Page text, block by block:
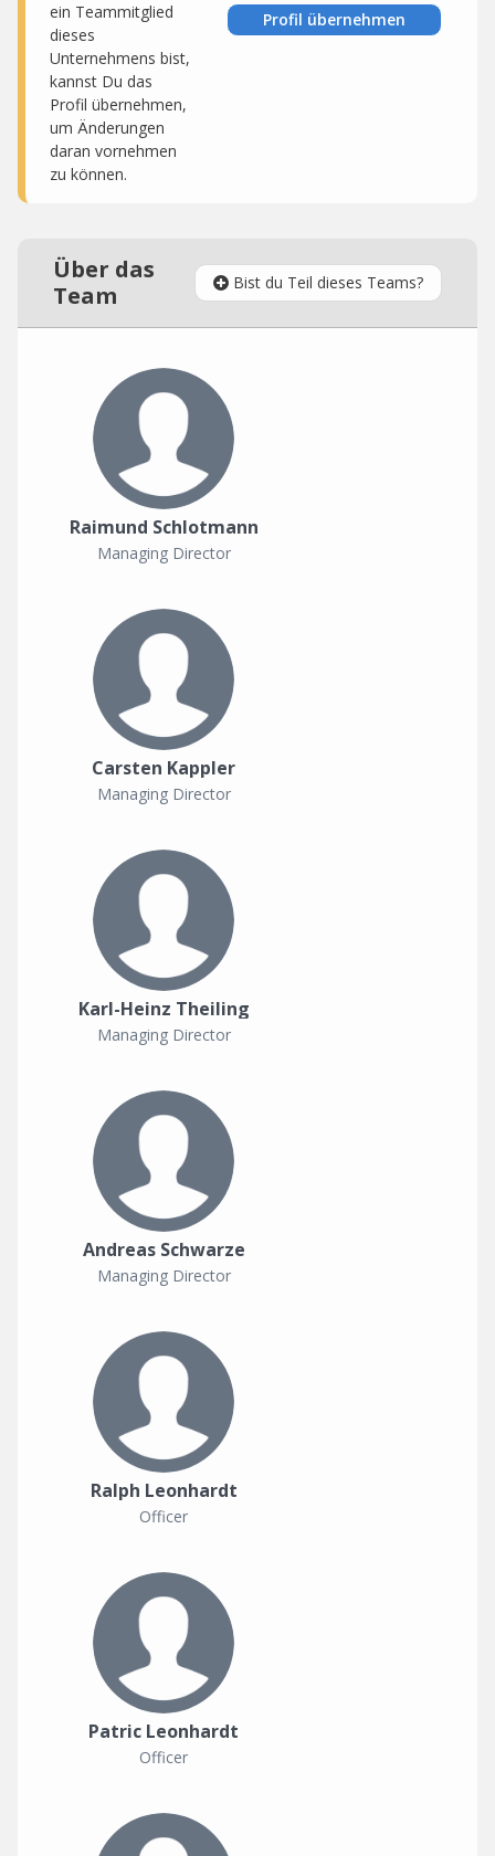
ein Teammitglied
dieses
Unternehmens bist,
kannst Du das
Profil übernehmen,
um Änderungen
daran vornehmen
zu können.
Profil übernehmen
Über das
Team
Bist du Teil dieses Teams?
Raimund Schlotmann
Managing Director
Carsten Kappler
Managing Director
Karl-Heinz Theiling
Managing Director
Andreas Schwarze
Managing Director
Ralph Leonhardt
Officer
Patric Leonhardt
Officer